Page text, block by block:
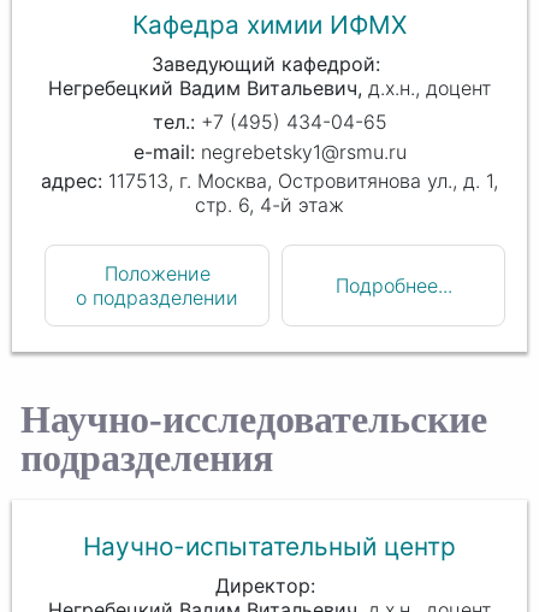
Кафедра химии ИФМХ
Заведующий кафедрой
Негребецкий Вадим Витальевич д.х.н., доцент
+7 (495) 434-04-65
negrebetsky1@rsmu.ru
117513, г. Москва, Островитянова ул., д. 1,
стр. 6, 4-й этаж
Положение
о подразделении
Подробнее...
Научно-исследовательские
подразделения
Научно-испытательный центр
Директор